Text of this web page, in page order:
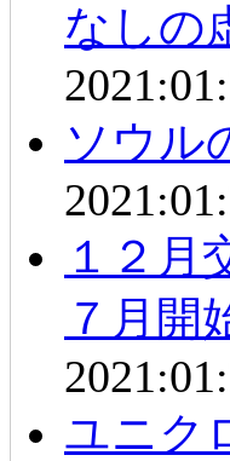
なしの
ソウル
１２
７月開
ユニク